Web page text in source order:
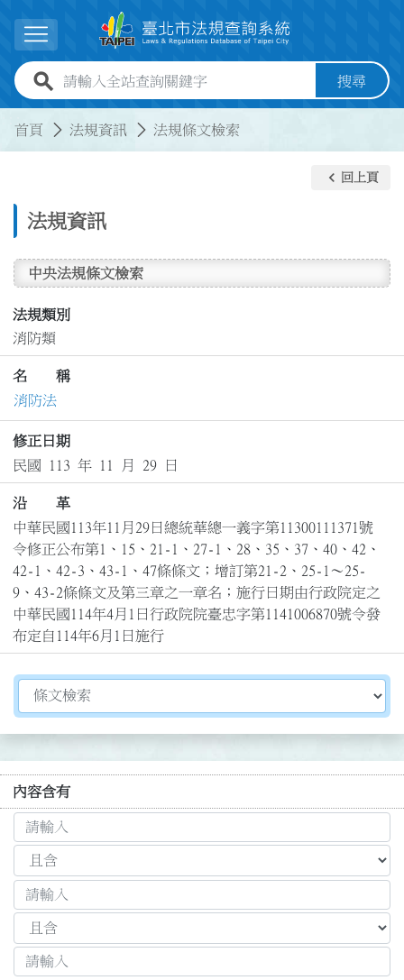
展開選單
全站查詢關鍵字欄位 搜尋
首頁 法規資訊 法規條文檢索
法規資訊
keyboard_arrow_left 回上頁
中央法規條文檢索
法規類別
消防類
名 稱
消防法
修正日期
民國 113 年 11 月 29 日
沿 革
中華民國113年11月29日總統華總一義字第11300111371號
令修正公布第1、15、21-1、27-1、28、35、37、40、42、
42-1、42-3、43-1、47條條文；增訂第21-2、25-1～25-
9、43-2條條文及第三章之一章名；施行日期由行政院定之
中華民國114年4月1日行政院院臺忠字第1141006870號令發
布定自114年6月1日施行
切換選擇法規資訊內容
內容含有